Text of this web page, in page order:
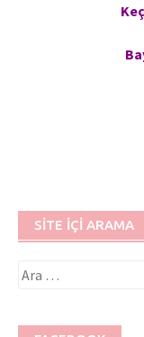
SITE İÇI ARAMA
Arama: